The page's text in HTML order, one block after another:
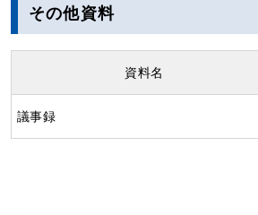
その他資料
資料名
議事録